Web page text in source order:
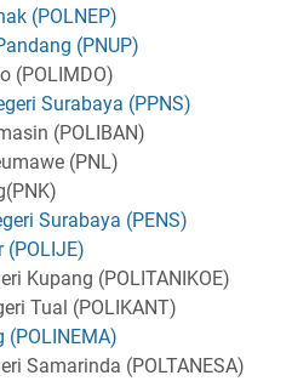
(POLNEP)
(PNUP)
(POLIMDO)
Surabaya (PPNS)
(POLIBAN)
(PNL)
Surabaya (PENS)
(POLIJE)
Kupang (POLITANIKOE)
Tual (POLIKANT)
(POLINEMA)
Samarinda (POLTANESA)